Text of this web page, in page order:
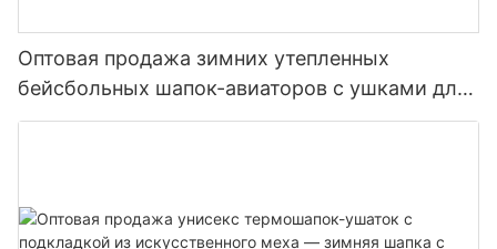
Оптовая продажа зимних утепленных
бейсбольных шапок-авиаторов с ушками для
женщин - теплая стеганая шапка-ушанка